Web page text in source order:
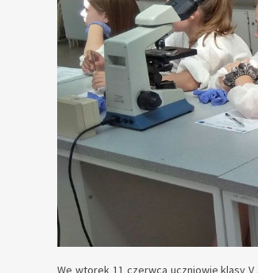
We wtorek 11 czerwca uczniowie klasy